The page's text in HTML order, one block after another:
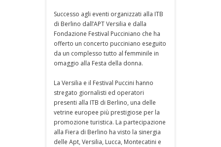
Successo agli eventi organizzati alla ITB
di Berlino dall’APT Versilia e dalla
Fondazione Festival Pucciniano che ha
offerto un concerto pucciniano eseguito
da un complesso tutto al femminile in
omaggio alla Festa della donna.
La Versilia e il Festival Puccini hanno
stregato giornalisti ed operatori
presenti alla ITB di Berlino, una delle
vetrine europee più prestigiose per la
promozione turistica. La partecipazione
alla Fiera di Berlino ha visto la sinergia
delle Apt, Versilia, Lucca, Montecatini e